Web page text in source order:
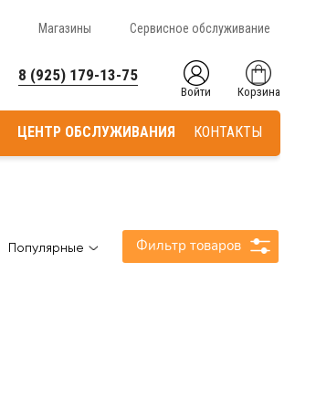
Магазины Сервисное обслуживание
8 (925) 179-13-75
Войти Корзина
КОНТАКТЫ
ЦЕНТР ОБСЛУЖИВАНИЯ
Популярные Фильтр товаров